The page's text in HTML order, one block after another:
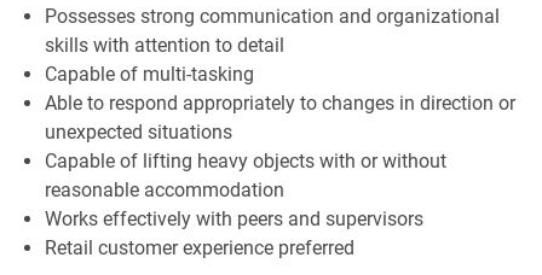
Possesses strong communication and organizational
skills with attention to detail
Capable of multi-tasking
Able to respond appropriately to changes in direction or
unexpected situations
Capable of lifting heavy objects with or without
reasonable accommodation
Works effectively with peers and supervisors
Retail customer experience preferred